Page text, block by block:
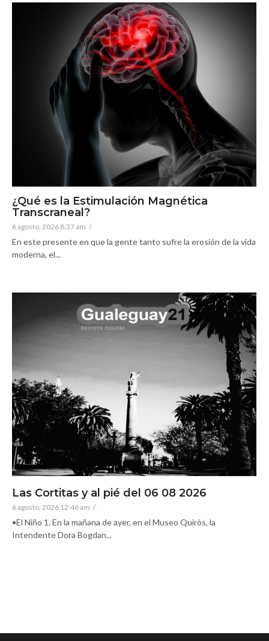
¿Qué es la Estimulación Magnética
Transcraneal?
6 agosto, 2026 8:37 am /
En este presente en que la gente tanto sufre la erosión de la vida
moderna, el...
Las Cortitas y al pié del 06 08 2026
6 agosto, 2026 12:46 am /
•El Niño 1. En la mañana de ayer, en el Museo Quirós, la
Intendente Dora Bogdan...